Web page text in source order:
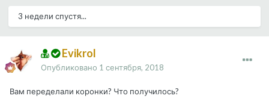
3 недели спустя...
Evikrol
Опубликовано 1 сентября, 2018
Вам переделали коронки? Что получилось?